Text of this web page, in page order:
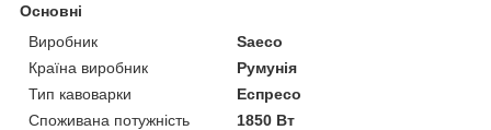
Основні
Виробник
Saeco
Країна виробник
Румунія
Тип кавоварки
Еспресо
Споживана потужність
1850 Вт